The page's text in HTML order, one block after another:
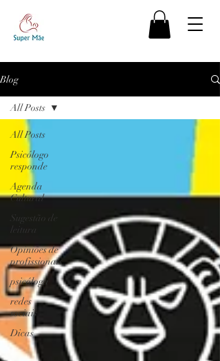
Blog
All Posts
Psicólogo
responde
Agenda
Cultural
Sugestão de
leitura
Opiniões de
profissionais
psicóloga
redes
sociais
Dicas
All Posts